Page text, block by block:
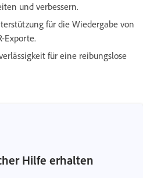
und verbessern.
für die Wiedergabe von
Exporte.
für eine reibungslose
Hilfe erhalten